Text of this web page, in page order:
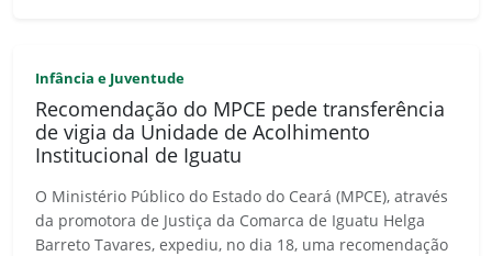
Infância e Juventude
Recomendação do MPCE pede transferência
de vigia da Unidade de Acolhimento
Institucional de Iguatu
O Ministério Público do Estado do Ceará (MPCE), através
da promotora de Justiça da Comarca de Iguatu Helga
Barreto Tavares, expediu, no dia 18, uma recomendação